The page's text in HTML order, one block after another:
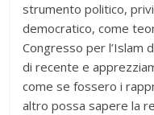
strumento politico,
democratico, come
Congresso per l’Islam
di recente e
come se fossero i
altro possa sapere la